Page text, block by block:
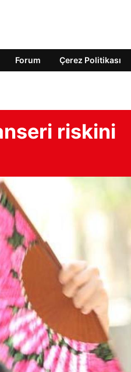
Forum Çerez Politikası
riskini